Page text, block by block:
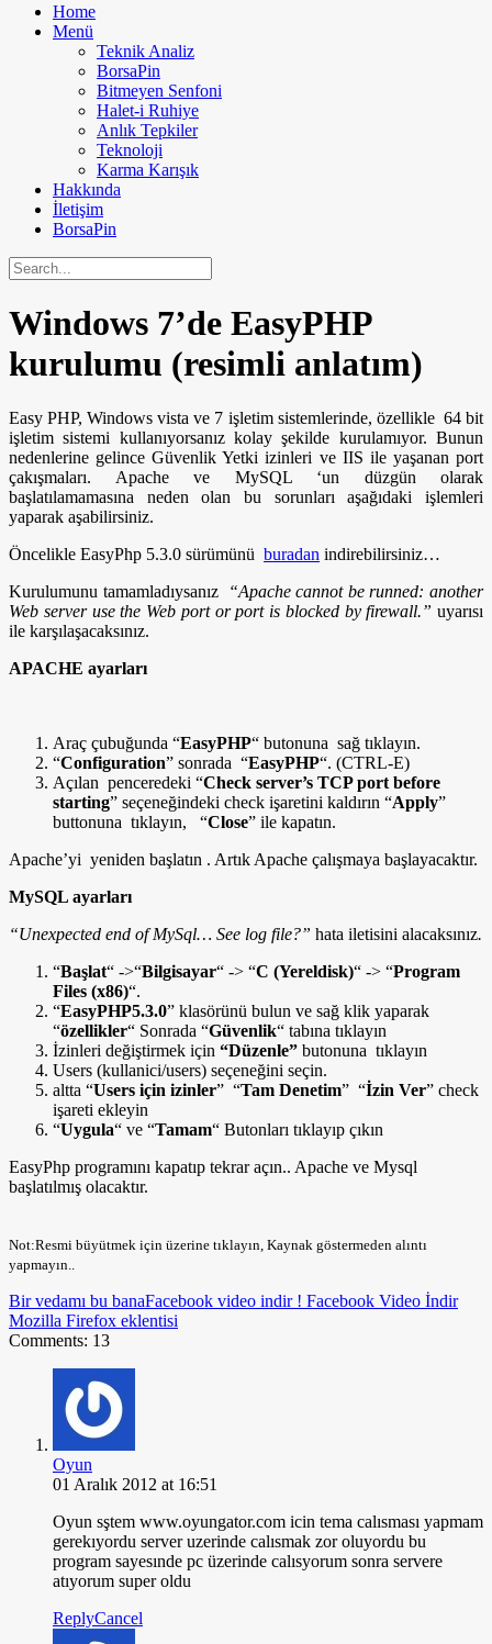
Home
Menü
Teknik Analiz
BorsaPin
Bitmeyen Senfoni
Halet-i Ruhiye
Anlık Tepkiler
Teknoloji
Karma Karışık
Hakkında
İletişim
BorsaPin
Windows 7’de EasyPHP
kurulumu (resimli anlatım)
Easy PHP, Windows vista ve 7 işletim sistemlerinde, özellikle 64 bit
işletim sistemi kullanıyorsanız kolay şekilde kurulamıyor. Bunun
nedenlerine gelince Güvenlik Yetki izinleri ve IIS ile yaşanan port
çakışmaları. Apache ve MySQL ‘un düzgün olarak
başlatılamamasına neden olan bu sorunları aşağıdaki işlemleri
yaparak aşabilirsiniz.
Öncelikle EasyPhp 5.3.0 sürümünü buradan indirebilirsiniz…
Kurulumunu tamamladıysanız
“Apache cannot be runned: another
Web server use the Web port or port is blocked by firewall.” uyarısı
ile karşılaşacaksınız.
APACHE ayarları
Araç çubuğunda “EasyPHP“ butonuna sağ tıklayın.
“Configuration” sonrada “EasyPHP“. (CTRL-E)
Açılan penceredeki “Check server’s TCP port before
starting” seçeneğindeki check işaretini kaldırın “Apply”
buttonuna tıklayın, “Close” ile kapatın.
Apache’yi yeniden başlatın . Artık Apache çalışmaya başlayacaktır.
MySQL ayarları
“Unexpected end of MySql… See log file?” hata iletisini alacaksınız.
“Başlat“ ->“Bilgisayar“ -> “C (Yereldisk)“ -> “Program
Files (x86)“.
“EasyPHP5.3.0” klasörünü bulun ve sağ klik yaparak
“özellikler“ Sonrada “Güvenlik“ tabına tıklayın
İzinleri değiştirmek için “Düzenle” butonuna tıklayın
Users (kullanici/users) seçeneğini seçin.
altta “Users için izinler” “Tam Denetim” “İzin Ver” check
işareti ekleyin
“Uygula“ ve “Tamam“ Butonları tıklayıp çıkın
EasyPhp programını kapatıp tekrar açın.. Apache ve Mysql
başlatılmış olacaktır.
Not:Resmi büyütmek için üzerine tıklayın, Kaynak göstermeden alıntı
yapmayın..
Bir vedamı bu banaFacebook video indir ! Facebook Video İndir
Mozilla Firefox eklentisi
Comments: 13
Oyun
01 Aralık 2012 at 16:51
Oyun sştem www.oyungator.com icin tema calısması yapmam
gerekıyordu server uzerinde calısmak zor oluyordu bu
program sayesınde pc üzerinde calısyorum sonra servere
atıyorum super oldu
ReplyCancel